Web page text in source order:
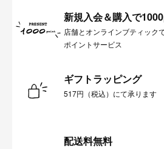
新規入会＆購入で
店舗とオンラインブティック
ポイントサービス
ギフトラッピング
517円（税込）にて承ります
配送料無料